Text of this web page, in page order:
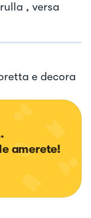
, versa
e decora
amerete!